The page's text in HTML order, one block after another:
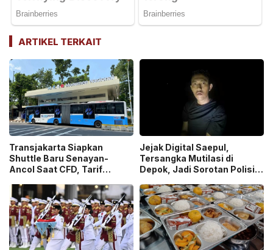
ARTIKEL TERKAIT
Transjakarta Siapkan
Shuttle Baru Senayan-
Ancol Saat CFD, Tarif
Jejak Digital Saepul,
Tersangka Mutilasi di
Depok, Jadi Sorotan Polisi